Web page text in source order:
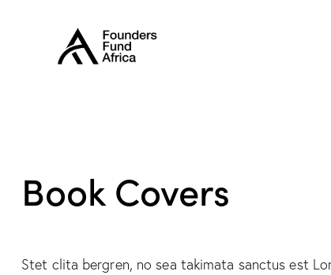
Book Covers
Stet clita bergren, no sea takimata sanctus est